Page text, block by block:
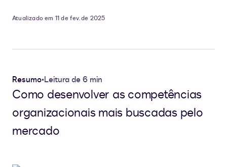
Atualizado em 11 de fev. de 2025
Resumo•Leitura de 6 min
Como desenvolver as competências
organizacionais mais buscadas pelo
mercado